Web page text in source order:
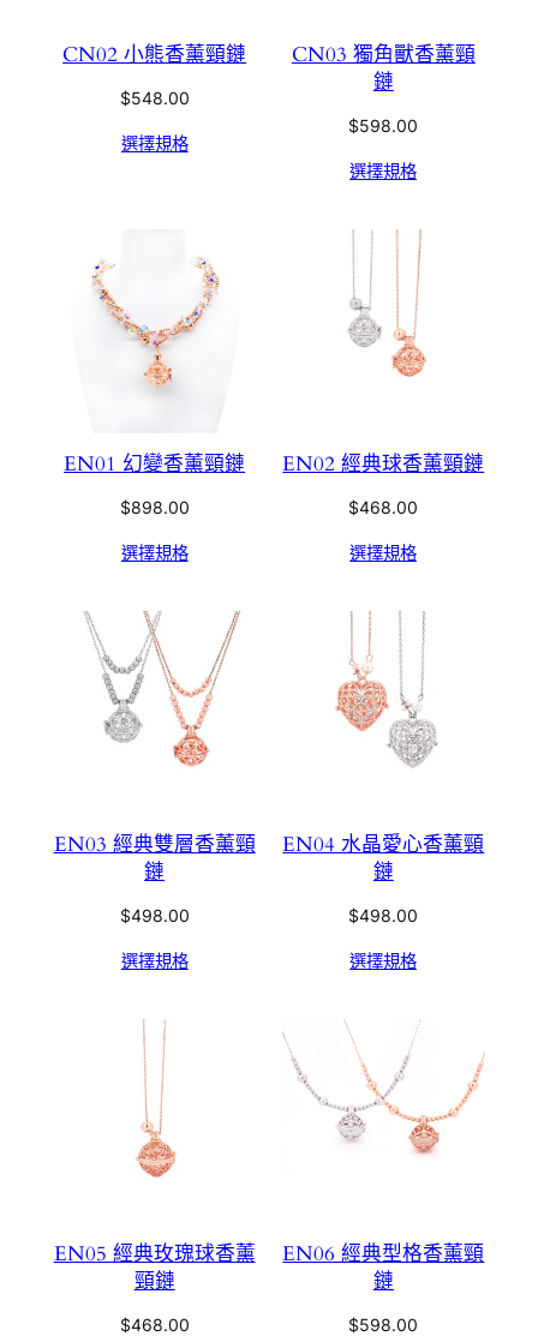
CN02 小熊香薰頸鏈
$548.00
選擇規格
CN03 獨角獸香薰頸
鏈
$598.00
選擇規格
EN01 幻變香薰頸鏈
$898.00
選擇規格
EN02 經典球香薰頸鏈
$468.00
選擇規格
EN03 經典雙層香薰頸
鏈
$498.00
選擇規格
EN04 水晶愛心香薰頸
鏈
$498.00
選擇規格
EN05 經典玫瑰球香薰
頸鏈
$468.00
EN06 經典型格香薰頸
鏈
$598.00